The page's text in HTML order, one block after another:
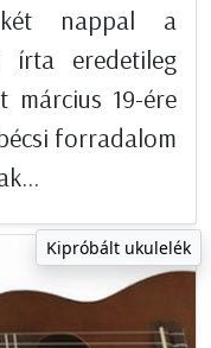
két nappal a
írta eredetileg
március 19-ére
forradalom
Kipróbált ukulelék